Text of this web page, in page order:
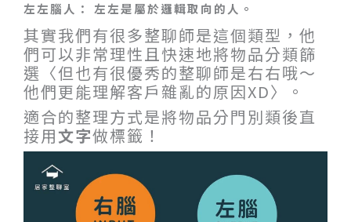
左左腦人： 左左是屬於邏輯取向的人。
其實我們有很多整聊師是這個類型，他
們可以非常理性且快速地將物品分類篩
選〈但也有很優秀的整聊師是右右哦～
他們更能理解客戶雜亂的原因XD〉。
適合的整理方式是將物品分門別類後直
接用文字做標籤！